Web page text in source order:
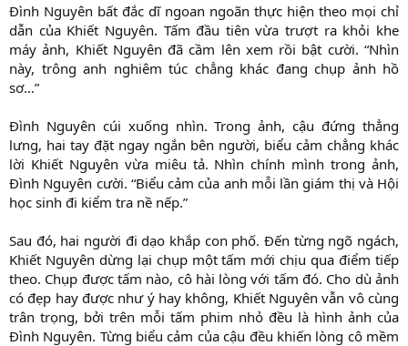
Đình Nguyên bất đắc dĩ ngoan ngoãn thực hiện theo mọi chỉ
dẫn của Khiết Nguyên. Tấm đầu tiên vừa trượt ra khỏi khe
máy ảnh, Khiết Nguyên đã cầm lên xem rồi bật cười. “Nhìn
này, trông anh nghiêm túc chẳng khác đang chụp ảnh hồ
sơ…”
Đình Nguyên cúi xuống nhìn. Trong ảnh, cậu đứng thẳng
lưng, hai tay đặt ngay ngắn bên người, biểu cảm chẳng khác
lời Khiết Nguyên vừa miêu tả. Nhìn chính mình trong ảnh,
Đình Nguyên cười. “Biểu cảm của anh mỗi lần giám thị và Hội
học sinh đi kiểm tra nề nếp.”
Sau đó, hai người đi dạo khắp con phố. Đến từng ngõ ngách,
Khiết Nguyên dừng lại chụp một tấm mới chịu qua điểm tiếp
theo. Chụp được tấm nào, cô hài lòng với tấm đó. Cho dù ảnh
có đẹp hay được như ý hay không, Khiết Nguyên vẫn vô cùng
trân trọng, bởi trên mỗi tấm phim nhỏ đều là hình ảnh của
Đình Nguyên. Từng biểu cảm của cậu đều khiến lòng cô mềm